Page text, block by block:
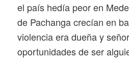
el país hedía peor en
de Pachanga crecían en
violencia era dueña y
oportunidades de ser